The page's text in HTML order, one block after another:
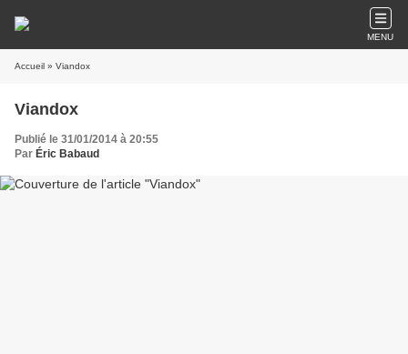
MENU
Accueil » Viandox
Viandox
Publié le 31/01/2014 à 20:55
Par Éric Babaud